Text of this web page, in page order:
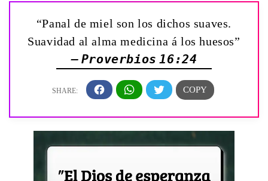
“Panal de miel son los dichos suaves.
Suavidad al alma medicina á los huesos”
— Proverbios 16:24